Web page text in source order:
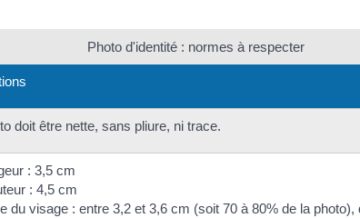
Photo d'identité : normes à respecter
doit être nette, sans pliure, ni trace.
: 3,5 cm
: 4,5 cm
du visage : entre 3,2 et 3,6 cm (soit 70 à 80% de la